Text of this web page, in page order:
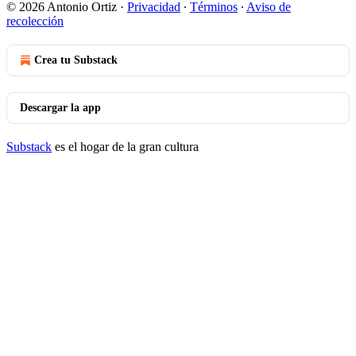
© 2026 Antonio Ortiz · Privacidad ∙ Términos ∙ Aviso de
recolección
Crea tu Substack
Descargar la app
Substack es el hogar de la gran cultura